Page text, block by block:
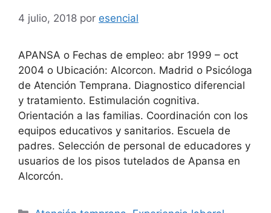
4 julio, 2018 por esencial
APANSA o Fechas de empleo: abr 1999 – oct
2004 o Ubicación: Alcorcon. Madrid o Psicóloga
de Atención Temprana. Diagnostico diferencial
y tratamiento. Estimulación cognitiva.
Orientación a las familias. Coordinación con los
equipos educativos y sanitarios. Escuela de
padres. Selección de personal de educadores y
usuarios de los pisos tutelados de Apansa en
Alcorcón.